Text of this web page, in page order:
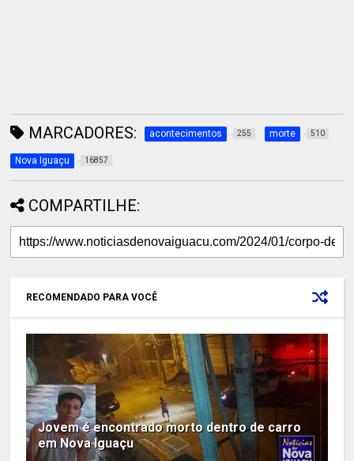
MARCADORES: acontecimentos 255 morte 510
Nova Iguaçu 16857
COMPARTILHE:
RECOMENDADO PARA VOCÊ
Jovem é encontrado morto dentro de carro
em Nova Iguaçu